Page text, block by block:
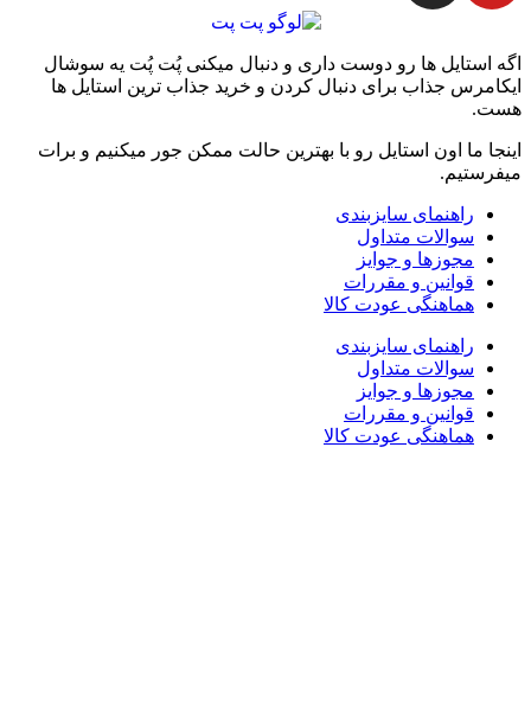
اگه استایل ها رو دوست داری و دنبال میکنی پُت پُت یه سوشال
ایکامرس جذاب برای دنبال کردن و خرید جذاب ترین استایل ها
هست.
اینجا ما اون استایل رو با بهترین حالت ممکن جور میکنیم و برات
میفرستیم.
راهنمای سایزبندی
سوالات متداول
مجوزها و جوایز
قوانین و مقررات
هماهنگی عودت کالا
راهنمای سایزبندی
سوالات متداول
مجوزها و جوایز
قوانین و مقررات
هماهنگی عودت کالا